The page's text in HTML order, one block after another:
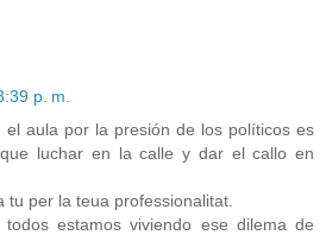
p. m.
el aula por la presión de los políticos es
luchar en la calle y dar el callo en
tu per la teua professionalitat.
estamos viviendo ese dilema de